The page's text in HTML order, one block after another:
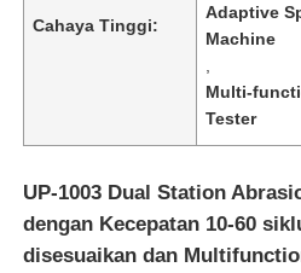
Cahaya Tinggi:
Adaptive
Machine
Multi-
Tester
UP-1003 Dual Station
dengan Kecepatan 10-60
disesuaikan dan